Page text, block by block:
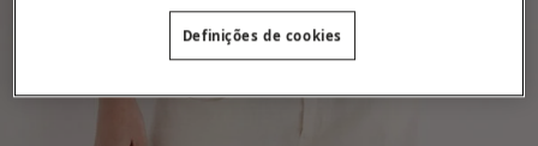
Definições de cookies